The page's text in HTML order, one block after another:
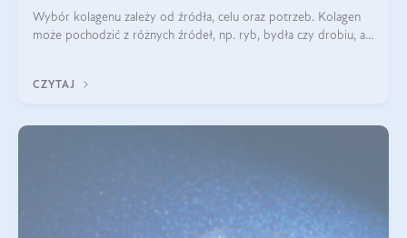
Wybór kolagenu zależy od źródła, celu oraz potrzeb. Kolagen
może pochodzić z różnych źródeł, np. ryb, bydła czy drobiu, a
bydlęcy.
CZYTAJ